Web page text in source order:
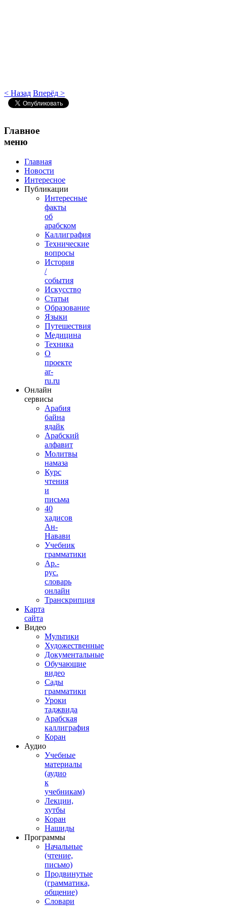
< Назад Вперёд >
Главное
меню
Главная
Новости
Интересное
Публикации
Интересные
факты
об
арабском
Каллиграфия
Технические
вопросы
История
/
события
Искусство
Статьи
Образование
Языки
Путешествия
Медицина
Техника
О
проекте
ar-
ru.ru
Онлайн
сервисы
Арабия
байна
ядайк
Арабский
алфавит
Молитвы
намаза
Курс
чтения
и
письма
40
хадисов
Ан-
Навави
Учебник
грамматики
Ар.-
рус.
словарь
онлайн
Транскрипция
Карта
сайта
Видео
Мультики
Художественные
Документальные
Обучающие
видео
Сады
грамматики
Уроки
таджвида
Арабская
каллиграфия
Коран
Аудио
Учебные
материалы
(аудио
к
учебникам)
Лекции,
хутбы
Коран
Нашиды
Программы
Начальные
(чтение,
письмо)
Продвинутые
(грамматика,
общение)
Словари